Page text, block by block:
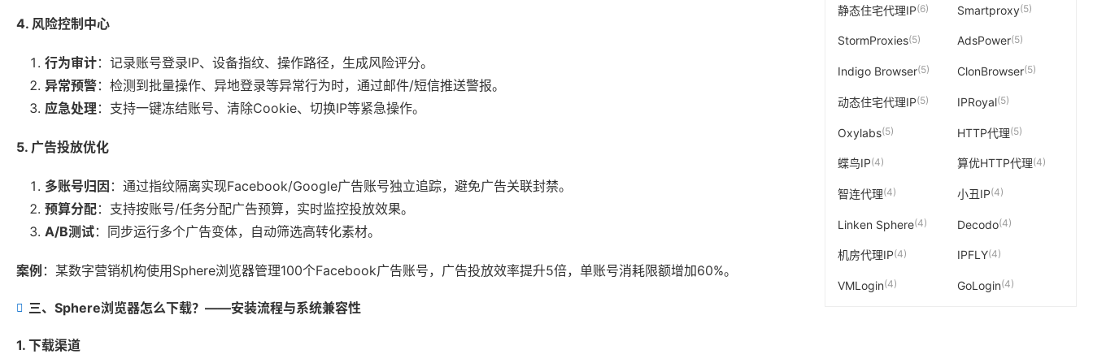
4. 风险控制中心
行为审计：记录账号登录IP、设备指纹、操作路径，生成风险评分。
异常预警：检测到批量操作、异地登录等异常行为时，通过邮件/短信推送警报。
应急处理 ：支持一键冻结账号、清除Cookie、切换IP等紧急操作。
5. 广告投放优化
多账号归因 ：通过指纹隔离实现Facebook/Google广告账号独立追踪，避免广告关联封禁。
预算分配：支持按账号/任务分配广告预算，实时监控投放效果。
A/B测试：同步运行多个广告变体，自动筛选高转化素材。
案例 ：某数字营销机构使用Sphere浏览器管理100个Facebook广告账号，广告投放效率提升5倍，单账号消耗限额增加60%。
三、Sphere浏览器怎么下载？——安装流程与系统兼容性
1. 下载渠道
静态住宅代理IP(6) Smartproxy(5)
StormProxies(5) AdsPower(5)
Indigo Browser(5) ClonBrowser(5)
动态住宅代理IP(5) IPRoyal(5)
Oxylabs(5) HTTP代理(5)
蝶鸟IP(4) 算优HTTP代理(4)
智连代理(4) 小丑IP(4)
Linken Sphere(4) Decodo(4)
机房代理IP(4) IPFLY(4)
VMLogin(4) GoLogin(4)